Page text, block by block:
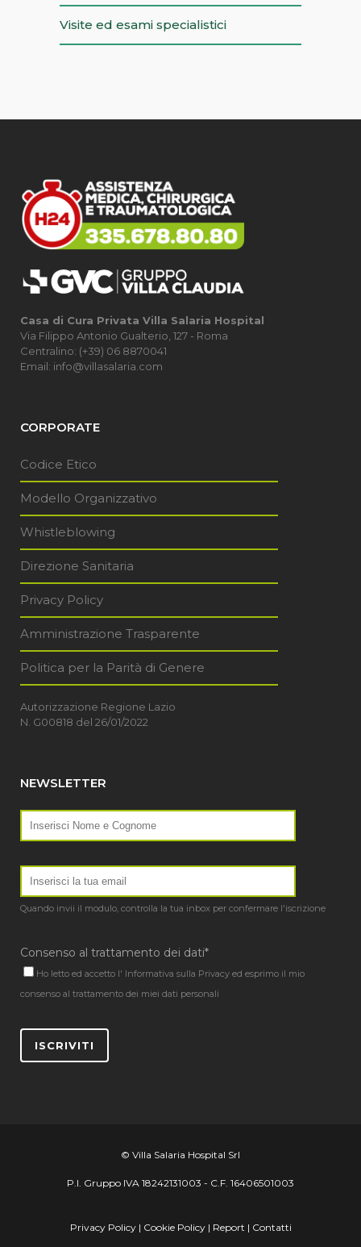
Visite ed esami specialistici
Casa di Cura Privata Villa Salaria Hospital
Via Filippo Antonio Gualterio, 127 - Roma
Centralino: (+39) 06 8870041
Email: info@villasalaria.com
CORPORATE
Codice Etico
Modello Organizzativo
Whistleblowing
Direzione Sanitaria
Privacy Policy
Amministrazione Trasparente
Politica per la Parità di Genere
Autorizzazione Regione Lazio
N. G00818 del 26/01/2022
NEWSLETTER
Quando invii il modulo, controlla la tua inbox per confermare l'iscrizione
Consenso al trattamento dei dati*
Ho letto ed accetto l' Informativa sulla Privacy ed esprimo il mio
consenso al trattamento dei miei dati personali
ISCRIVITI
© Villa Salaria Hospital Srl
P.I. Gruppo IVA 18242131003 - C.F. 16406501003
Privacy Policy| Cookie Policy| Report | Contatti